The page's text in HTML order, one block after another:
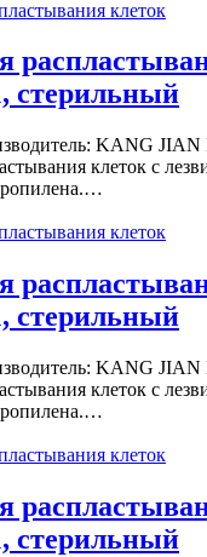
стерильный
KANG
клеток с
стерильный
KANG
клеток с
стерильный